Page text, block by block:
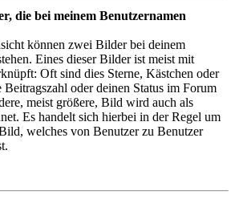
die bei meinem Benutzernamen
können zwei Bilder bei deinem
Eines dieser Bilder ist meist mit
Oft sind dies Sterne, Kästchen oder
Beitragszahl oder deinen Status im Forum
meist größere, Bild wird auch als
Es handelt sich hierbei in der Regel um
welches von Benutzer zu Benutzer